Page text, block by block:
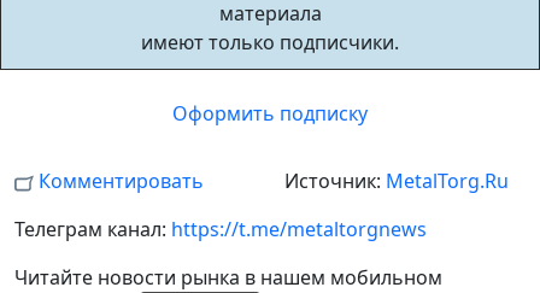
материала
имеют только подписчики.
Оформить подписку
Комментировать Источник: MetalTorg.Ru
Телеграм канал: https://t.me/metaltorgnews
Читайте новости рынка в нашем мобильном